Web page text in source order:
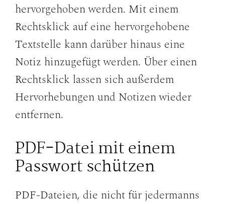
hervorgehoben werden. Mit einem
Rechtsklick auf eine hervorgehobene
Textstelle kann darüber hinaus eine
Notiz hinzugefügt werden. Über einen
Rechtsklick lassen sich außerdem
Hervorhebungen und Notizen wieder
entfernen.
PDF-Datei mit einem
Passwort schützen
PDF-Dateien, die nicht für jedermanns